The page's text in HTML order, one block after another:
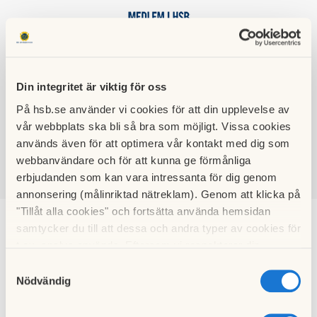
Din integritet är viktig för oss
På hsb.se använder vi cookies för att din upplevelse av
vår webbplats ska bli så bra som möjligt. Vissa cookies
används även för att optimera vår kontakt med dig som
webbanvändare och för att kunna ge förmånliga
erbjudanden som kan vara intressanta för dig genom
annonsering (målinriktad nätreklam). Genom att klicka på
"Tillåt alla cookies" och fortsätta använda hemsidan
samtycker du till att dessa och andra typer av cookies för
cookies och välja att endast tillåta ett urval.
Nödvändig
HSB BRF
SKÖRDEMANNEN
SÖK LOGGA IN